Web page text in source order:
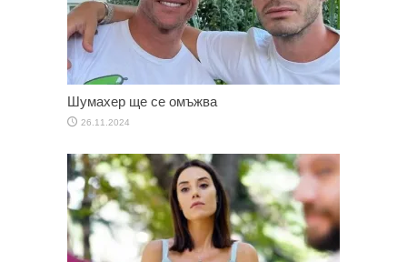
Шумахер ще се омъжва
26.11.2024